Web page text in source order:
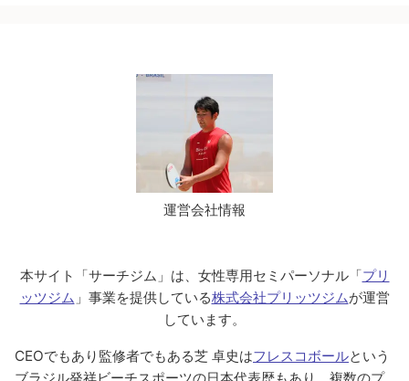
運営会社情報
本サイト「サーチジム」は、女性専用セミパーソナル「プリ
ッツジム 」事業を提供している株式会社プリッツジムが運営
しています。
CEOでもあり監修者でもある芝 卓史はフレスコボールという
ブラジル発祥ビーチスポーツの日本代表歴もあり、複数のプ